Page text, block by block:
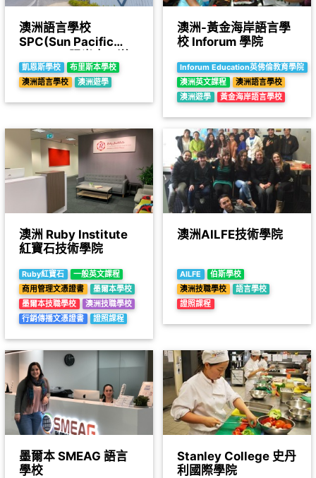
澳洲語言學校
SPC(Sun Pacific
學院-獨立校園舍與伙
食三餐全包度假式學習
凱恩斯學校
布里斯本學校
澳洲語言學校
澳洲遊學
澳洲-黃金海岸語言學
校 Inforum 學院
Inforum Education英佛倫教育學院
澳洲英文課程
澳洲語言學校
澳洲遊學
黃金海岸語言學校
澳洲 Ruby Institute
紅寶石技術學院
Ruby紅寶石
一般英文課程
商用管理文憑證書
墨爾本學校
墨爾本技職學校
澳洲技職學校
行銷傳播文憑證書
證照課程
澳洲AILFE技術學院
AILFE
伯斯學校
澳洲技職學校
語言學校
證照課程
墨爾本 SMEAG 語言
學校
Stanley College 史丹
利國際學院